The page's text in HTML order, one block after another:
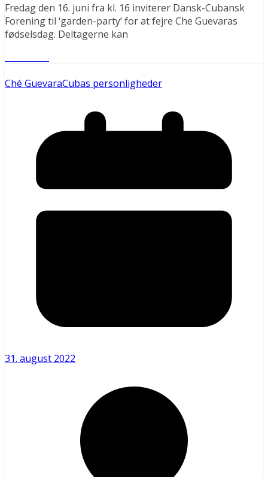
Fredag den 16. juni fra kl. 16 inviterer Dansk-Cubansk
Forening til ‘garden-party’ for at fejre Che Guevaras
fødselsdag. Deltagerne kan
Ché GuevaraCubas personligheder
31. august 2022